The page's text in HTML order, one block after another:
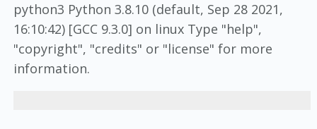
python3 Python 3.8.10 (default, Sep 28 2021,
16:10:42) [GCC 9.3.0] on linux Type "help",
"copyright", "credits" or "license" for more
information.